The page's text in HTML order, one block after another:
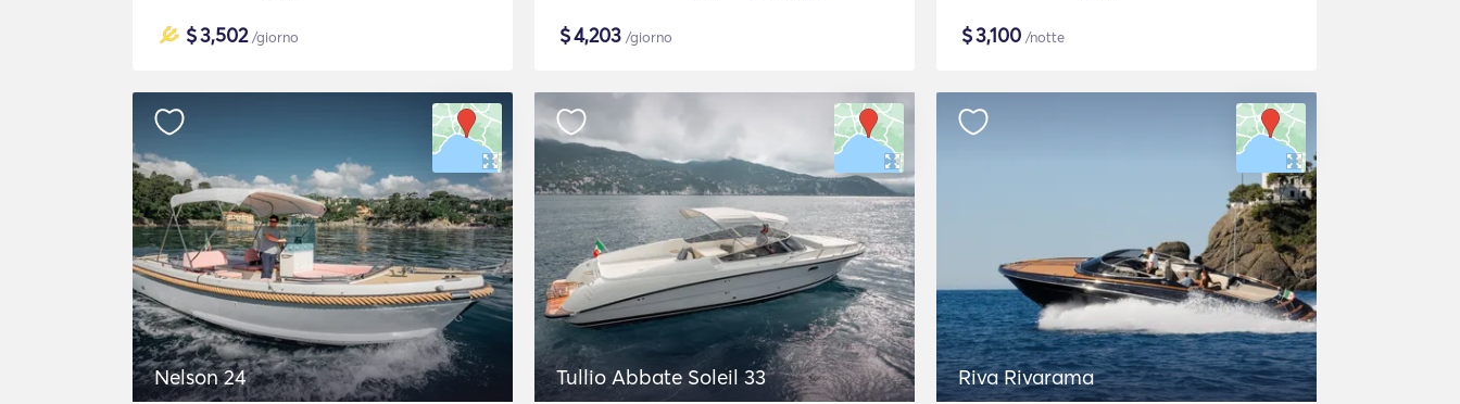
$3,502/giorno $4,203 /giorno $3,100 /notte
Nelson 24 Tullio Abbate Soleil 33 Riva Rivarama